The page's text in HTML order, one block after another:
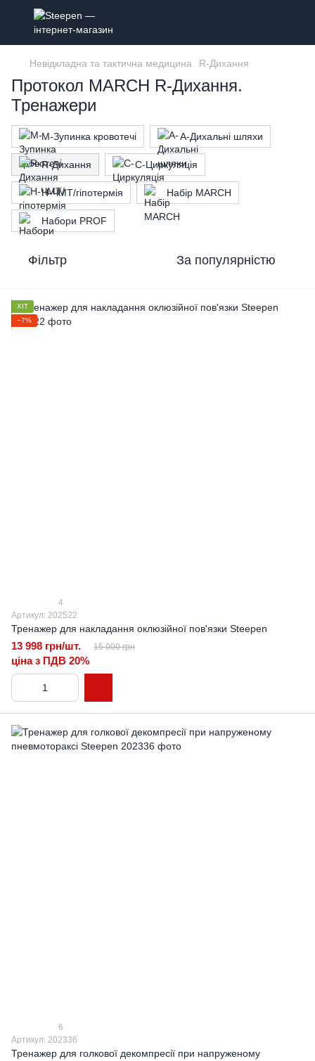
Невідкладна та тактична медицина R-Дихання
Протокол MARCH R-Дихання.
Тренажери
M-Зупинка кровотечі A-Дихальні шляхи
R-Дихання C-Циркуляція
H-ЧМТ/гіпотермія Набір MARCH
Набори PROF
Фільтр За популярністю
ХІТ
−7%
4
Артикул: 202522
Тренажер для накладання оклюзійної пов'язки Steepen
13 998 грн/шт.
ціна з ПДВ 20%
15 000 грн
6
Артикул: 202336
Тренажер для голкової декомпресії при напруженому